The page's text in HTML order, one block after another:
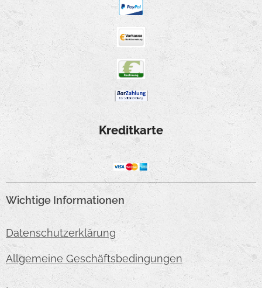
Kreditkarte
Wichtige Informationen
Datenschutzerklärung
Allgemeine Geschäftsbedingungen